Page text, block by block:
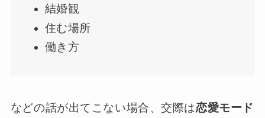
結婚観
住む場所
働き方
などの話が出てこない場合、交際は恋愛モード